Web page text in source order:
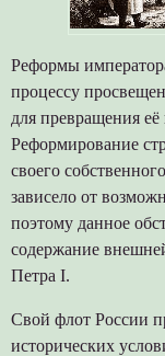
Реформы
процессу
для превращения её
Реформирование
своего
зависело от
поэтому данное
содержание
Петра I.
Свой флот России
исторических